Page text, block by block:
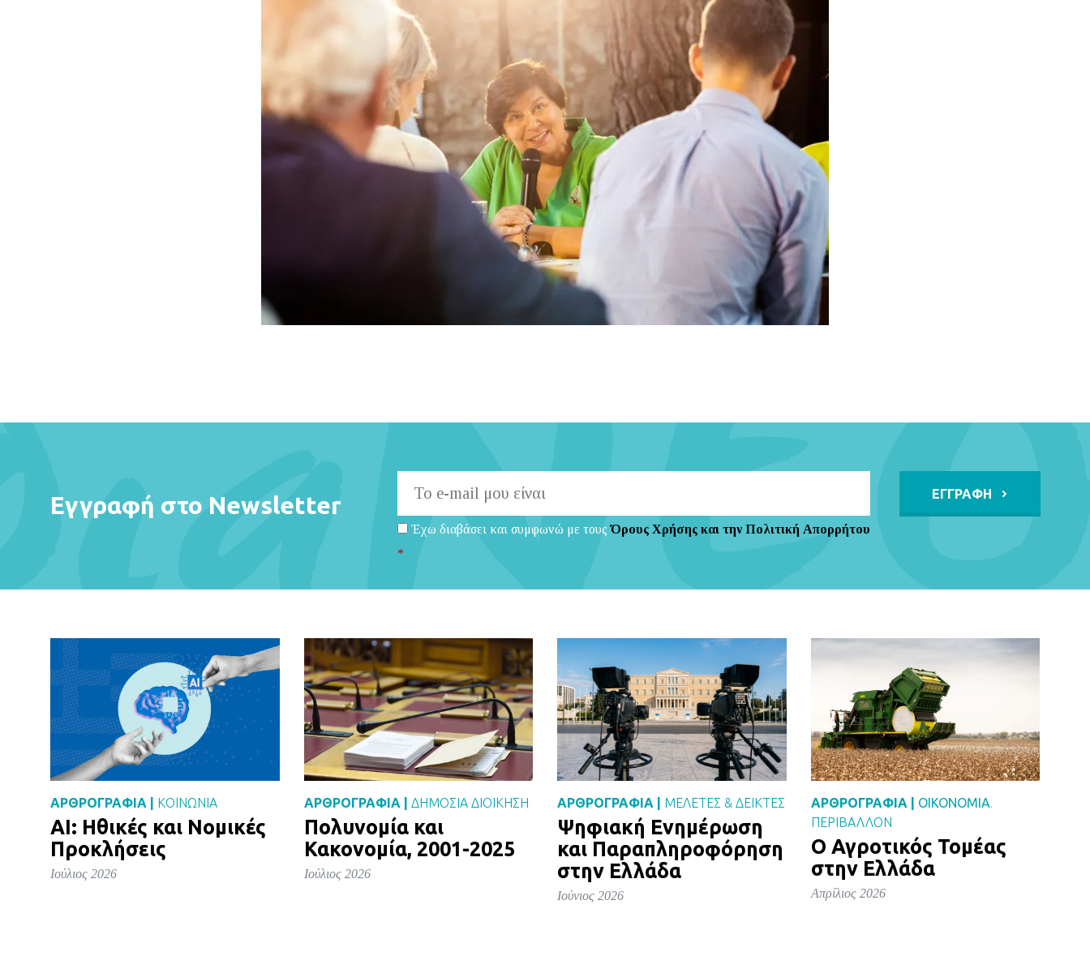
Εγγραφή στο Newsletter
Έχω διαβάσει και συμφωνώ με τουςΌρους Χρήσης και την Πολιτική Απορρήτου
*
ΑΡΘΡΟΓΡΑΦΙΑ | ΚΟΙΝΩΝΙΑ
AI: Ηθικές και Νομικές
Προκλήσεις
Ιούλιος 2026
ΑΡΘΡΟΓΡΑΦΙΑ | ΔΗΜΌΣΙΑ ΔΙΟΊΚΗΣΗ
Πολυνομία και
Κακονομία, 2001-2025
Ιούλιος 2026
ΑΡΘΡΟΓΡΑΦΙΑ | ΜΕΛΈΤΕΣ & ΔΕΙΚΤΕΣ
Ψηφιακή Ενημέρωση
και Παραπληροφόρηση
στην Ελλάδα
Ιούνιος 2026
ΑΡΘΡΟΓΡΑΦΙΑ | ΟΙΚΟΝΟΜΙΑ,
ΠΕΡΙΒΑΛΛΟΝ
Ο Αγροτικός Τομέας
στην Ελλάδα
Απρίλιος 2026